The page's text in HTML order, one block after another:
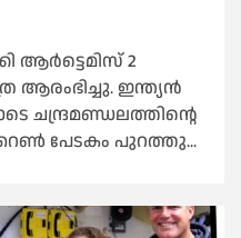
ആര്‍ട്ടെമിസ് 2
ആരംഭിച്ചു. ഇന്ത്യന്‍
ചന്ദ്രമണ്ഡലത്തിന്റെ
പേടകം പുറത്തു...